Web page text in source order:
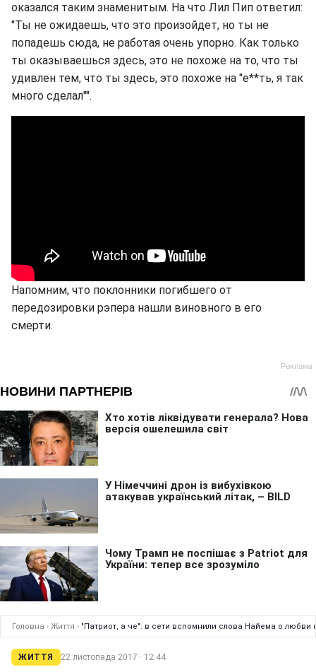
оказался таким знаменитым. На что Лил Пип ответил:
"Ты не ожидаешь, что это произойдет, но ты не
попадешь сюда, не работая очень упорно. Как только
ты оказываешься здесь, это не похоже на то, что ты
удивлен тем, что ты здесь, это похоже на "е**ть, я так
много сделал"".
Напомним, что поклонники погибшего от
передозировки рэпера нашли виновного в его
смерти.
Головна › Життя › "Патриот, а че": в сети вспомнили слова Найема о любви
ЖИТТЯ 22 листопада 2017 · 12:44